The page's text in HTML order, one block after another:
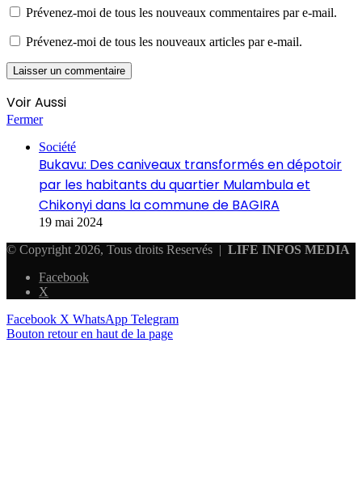
Prévenez-moi de tous les nouveaux commentaires par e-mail.
Prévenez-moi de tous les nouveaux articles par e-mail.
Voir Aussi
Fermer
Société
Bukavu: Des caniveaux transformés en dépotoir
par les habitants du quartier Mulambula et
Chikonyi dans la commune de BAGIRA
19 mai 2024
© Copyright 2026, Tous droits Reservés | LIFE INFOS MEDIA
Facebook
X
Facebook X WhatsApp Telegram
Bouton retour en haut de la page